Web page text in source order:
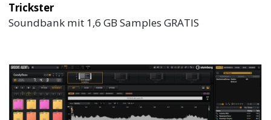
Trickster
Soundbank mit 1,6 GB Samples GRATIS